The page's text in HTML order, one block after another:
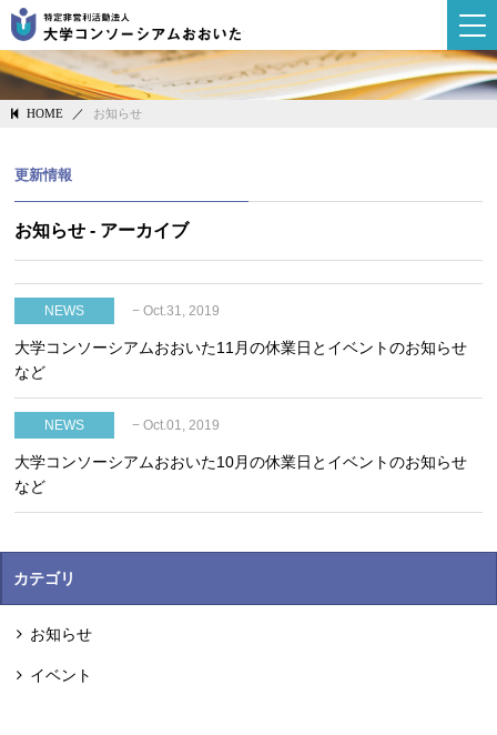
大学コンソーシ
更新情報
HOME ／ お知らせ
お知らせ - アーカイブ
NEWS − Oct.31, 2019
大学コンソーシアムおおいた11月の休業日とイベントのお知らせ
など
NEWS − Oct.01, 2019
大学コンソーシアムおおいた10月の休業日とイベントのお知らせ
など
カテゴリ
お知らせ
イベント